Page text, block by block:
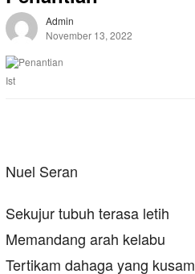
Admin
November 13, 2022
Ist
Nuel Seran
Sekujur tubuh terasa letih
Memandang arah kelabu
Tertikam dahaga yang kusam